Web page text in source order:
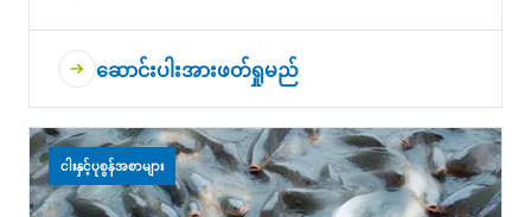
ဆောင်းပါးအားဖတ်ရှုမည်
ငါးနှင့်ပုစွန်အစာများ